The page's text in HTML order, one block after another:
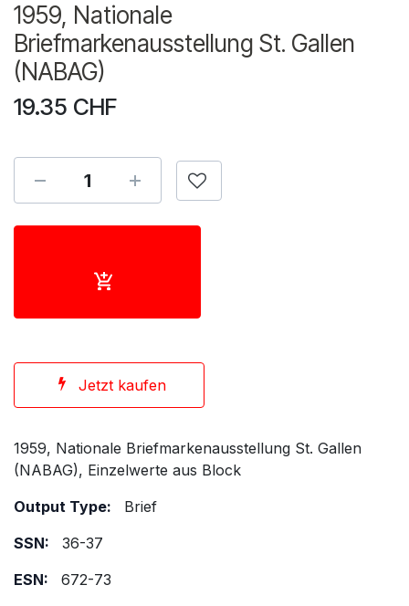
1959, Nationale
Briefmarkenausstellung St. Gallen
(NABAG)
19.35 CHF
Jetzt kaufen
1959, Nationale Briefmarkenausstellung St. Gallen
(NABAG), Einzelwerte aus Block
Output Type:
Brief
SSN:
36-37
ESN:
672-73